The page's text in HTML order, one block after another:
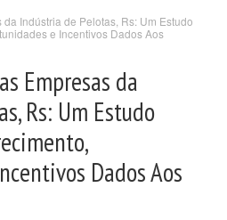
Indústria de Pelotas, Rs: Um Estudo
e Incentivos Dados Aos
Empresas da
Rs: Um Estudo
Dados Aos